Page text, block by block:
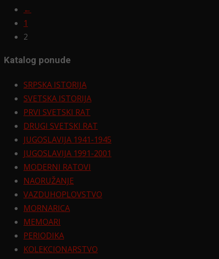
←
1
2
Katalog ponude
SRPSKA ISTORIJA
SVETSKA ISTORIJA
PRVI SVETSKI RAT
DRUGI SVETSKI RAT
JUGOSLAVIJA 1941-1945
JUGOSLAVIJA 1991-2001
MODERNI RATOVI
NAORUŽANJE
VAZDUHOPLOVSTVO
MORNARICA
MEMOARI
PERIODIKA
KOLEKCIONARSTVO